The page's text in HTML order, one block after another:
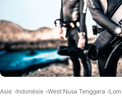
Asie Indonésie West Nusa Tenggara